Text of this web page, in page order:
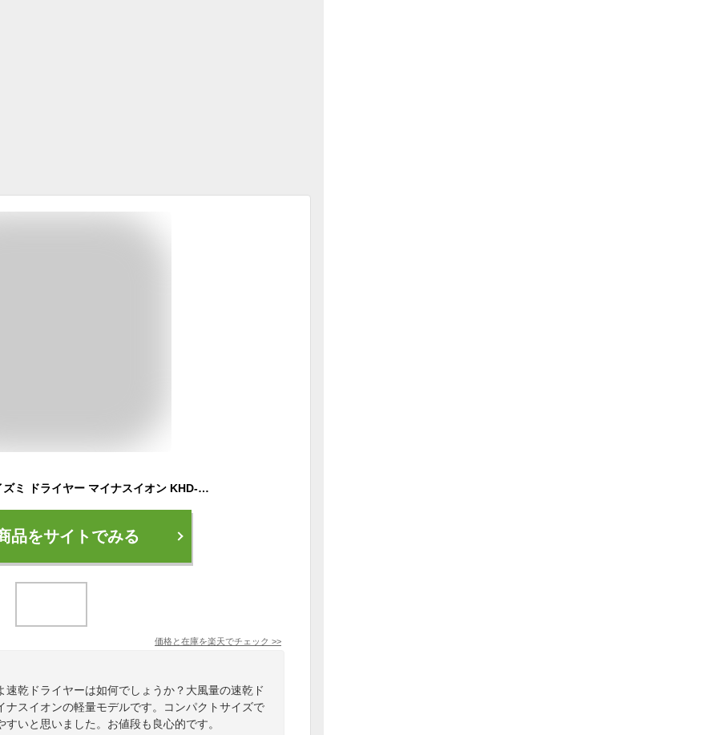
【メーカー公式】コイズミ ドライヤー マイナスイオン KHD-9740 軽ジョーブ 大風量 速乾 時短 小型 収納 コンパクト 軽量 軽い 持ち運び 旅行 おすすめ 人気 かわいい 超 ミニ ヘアードライヤー ヘアドライヤー ドライアー ヘアドライアー KOIZUMI 小泉成器
品をサイトでみる
価格と在庫を楽天でチェック >>
乾ドライヤーは如何でしょうか？大風量の速乾ド
ナスイオンの軽量モデルです。コンパクトサイズで
いと思いました。お値段も良心的です。